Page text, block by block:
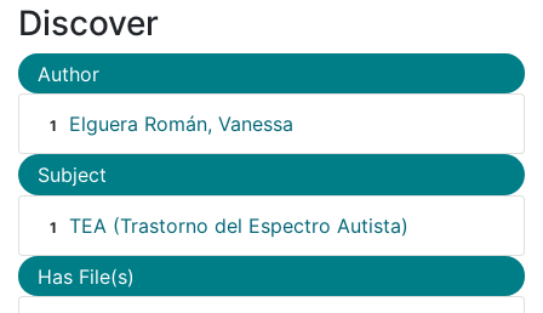
Discover
Author
1 Elguera Román, Vanessa
Subject
1 TEA (Trastorno del Espectro Autista)
Has File(s)